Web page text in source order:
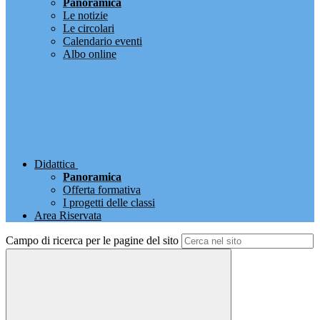
Panoramica
Le notizie
Le circolari
Calendario eventi
Albo online
Didattica
Panoramica
Offerta formativa
I progetti delle classi
Area Riservata
Campo di ricerca per le pagine del sito